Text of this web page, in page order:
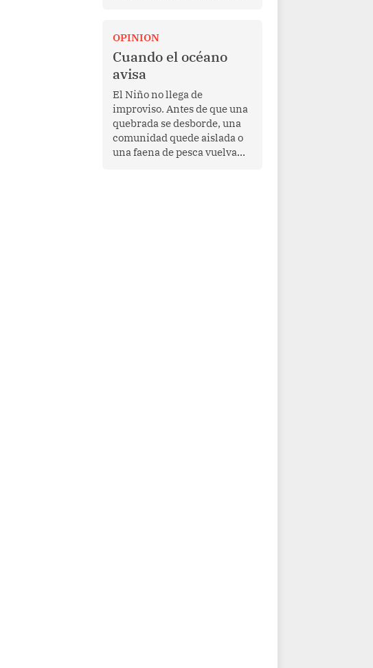
en marzo de este año por el
mandatario estadounidense
Donald Trump, con el fin de
enfrentar al crimen
transnacional organizado y
al tráfico de drogas.
OPINION
Cuando el océano
avisa
El Niño no llega de
improviso. Antes de que una
quebrada se desborde, una
comunidad quede aislada o
una faena de pesca vuelva